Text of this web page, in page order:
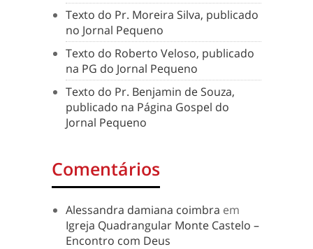
Texto do Pr. Moreira Silva, publicado
no Jornal Pequeno
Texto do Roberto Veloso, publicado
na PG do Jornal Pequeno
Texto do Pr. Benjamin de Souza,
publicado na Página Gospel do
Jornal Pequeno
Comentários
Alessandra damiana coimbra em
Igreja Quadrangular Monte Castelo –
Encontro com Deus